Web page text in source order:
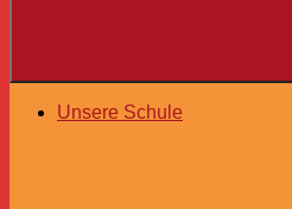
Unsere Schule